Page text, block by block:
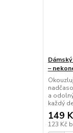
–
a
každý
149
123 Kč